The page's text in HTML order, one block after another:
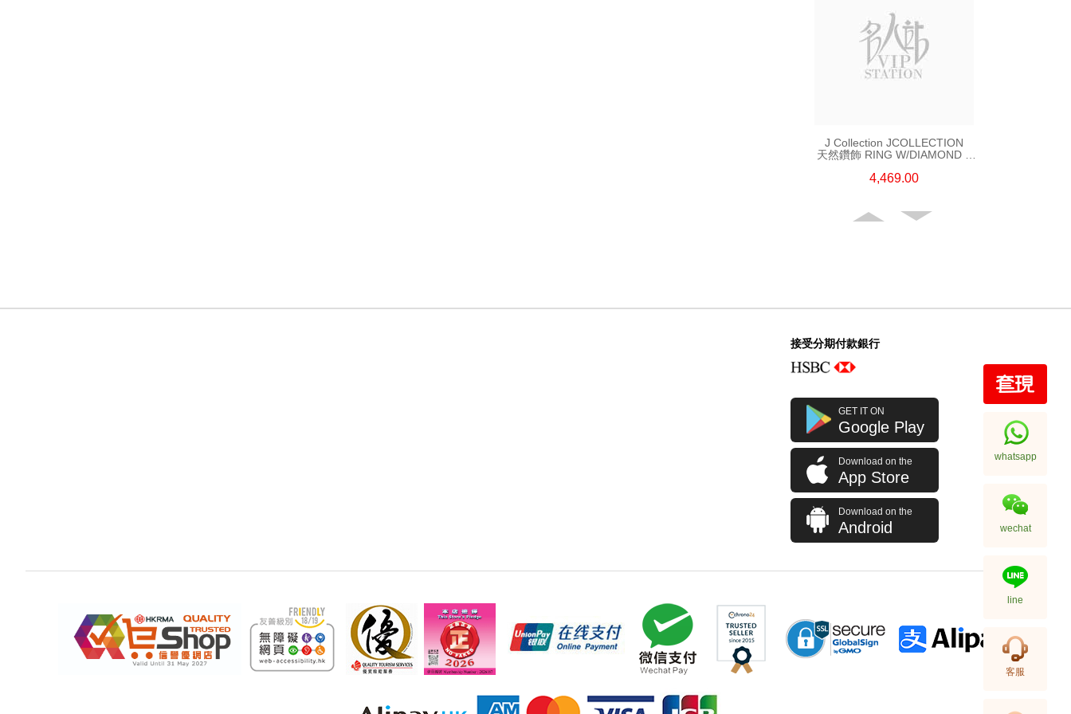
J Collection JCOLLECTION
天然鑽飾 RING W/DIAMOND 5
CT18KR 2.62 GM (EUR 55)
4,469.00
J Collection JCOLLECTION
天然鑽飾 RING W/DIAMOND 70
RDDI 0.63 CT18KW 4.45 GM
(CZ)
7,114.00
接受分期付款銀行
GET IT ON
Google Play
Download on the
App Store
Download on the
Android
whatsapp
wechat
line
客服